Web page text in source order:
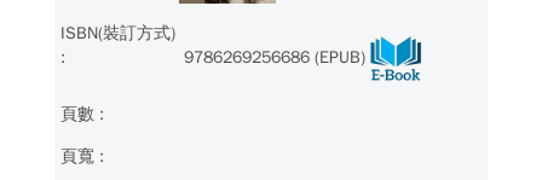
9786269256686 (EPUB)